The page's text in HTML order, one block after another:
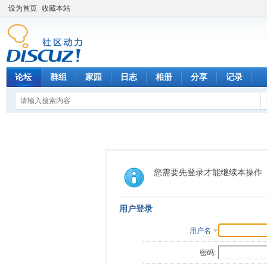
设为首页 收藏本站
论坛 群组 家园 日志 相册 分享 记录
您需要先登录才能继续本操作
用户登录
用户名
密码: